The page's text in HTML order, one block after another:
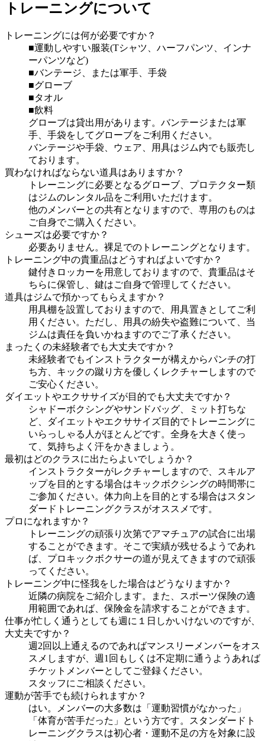
トレーニングについて
トレーニングには何が必要ですか？
■運動しやすい服装(Tシャツ、ハーフパンツ、インナ
ーパンツなど)
■バンテージ、または軍手、手袋
■グローブ
■タオル
■飲料
グローブは貸出用があります。バンテージまたは軍
手、手袋をしてグローブをご利用ください。
バンテージや手袋、ウェア、用具はジム内でも販売し
ております。
買わなければならない道具はありますか？
トレーニングに必要となるグローブ、プロテクター類
はジムのレンタル品をご利用いただけます。
他のメンバーとの共有となりますので、専用のものは
ご自身でご購入ください。
シューズは必要ですか？
必要ありません。裸足でのトレーニングとなります。
トレーニング中の貴重品はどうすればよいですか？
鍵付きロッカーを用意しておりますので、貴重品はそ
ちらに保管し、鍵はご自身で管理してください。
道具はジムで預かってもらえますか？
用具棚を設置しておりますので、用具置きとしてご利
用ください。ただし、用具の紛失や盗難について、当
ジムは責任を負いかねますのでご了承ください。
まったくの未経験者でも大丈夫ですか？
未経験者でもインストラクターが構えからパンチの打
ち方、キックの蹴り方を優しくレクチャーしますので
ご安心ください。
ダイエットやエクササイズが目的でも大丈夫ですか？
シャドーボクシングやサンドバッグ、ミット打ちな
ど、ダイエットやエクササイズ目的でトレーニングに
いらっしゃる人がほとんどです。全身を大きく使っ
て、気持ちよく汗をかきましょう。
最初はどのクラスに出たらよいでしょうか？
インストラクターがレクチャーしますので、スキルア
ップを目的とする場合はキックボクシングの時間帯に
ご参加ください。体力向上を目的とする場合はスタン
ダードトレーニングクラスがオススメです。
プロになれますか？
トレーニングの頑張り次第でアマチュアの試合に出場
することができます。そこで実績が残せるようであれ
ば、プロキックボクサーの道が見えてきますので頑張
ってください。
トレーニング中に怪我をした場合はどうなりますか？
近隣の病院をご紹介します。また、スポーツ保険の適
用範囲であれば、保険金を請求することができます。
仕事が忙しく通うとしても週に１日しかいけないのですが、
大丈夫ですか？
週2回以上通えるのであればマンスリーメンバーをオス
スメしますが、週1回もしくは不定期に通うようあれば
チケットメンバーとしてご登録ください。
スタッフにご相談ください。
運動が苦手でも続けられますか？
はい。メンバーの大多数は「運動習慣がなかった」
「体育が苦手だった」という方です。スタンダードト
レーニングクラスは初心者・運動不足の方を対象に設